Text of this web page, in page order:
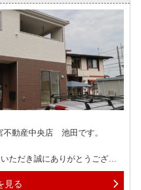
載されている物件はほぼ全て
物件がございましたら、ぜひ
せ。
着で多くの方の住まいをサポ
ンのご相談についても、ぜひ
動産中央店 池田です。
ただき誠にありがとうござい
見る